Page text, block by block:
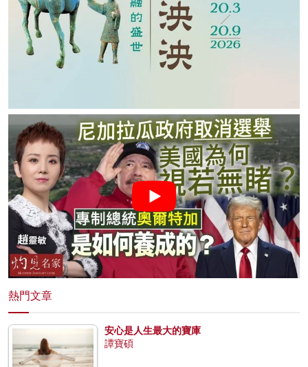
熱門文章
安心是人生最大的寶庫
譚寶碩